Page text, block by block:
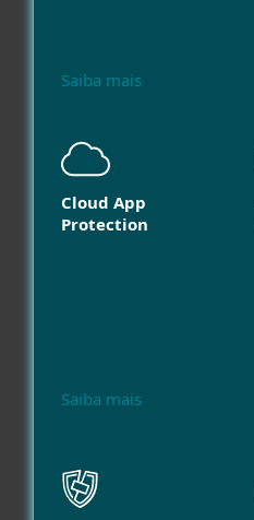
Saiba mais
Cloud App
Protection
Saiba mais